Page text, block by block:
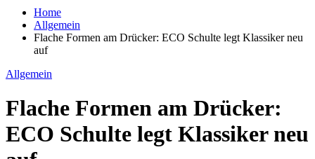
Home
Allgemein
Flache Formen am Drücker: ECO Schulte legt Klassiker neu
auf
Allgemein
Flache Formen am Drücker:
ECO Schulte legt Klassiker neu